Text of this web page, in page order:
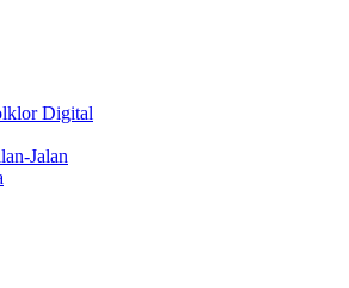
Digital
Jalan